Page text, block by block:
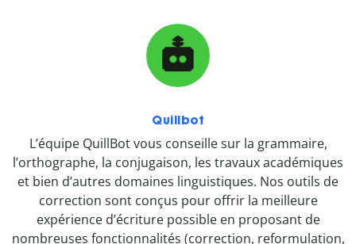
Quillbot
L’équipe QuillBot vous conseille sur la grammaire,
l’orthographe, la conjugaison, les travaux académiques
et bien d’autres domaines linguistiques. Nos outils de
correction sont conçus pour offrir la meilleure
expérience d’écriture possible en proposant de
nombreuses fonctionnalités (correction, reformulation,